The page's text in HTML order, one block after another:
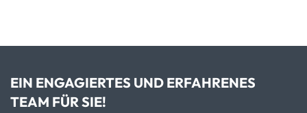
EIN ENGAGIERTES UND ERFAHRENES
TEAM FÜR SIE!